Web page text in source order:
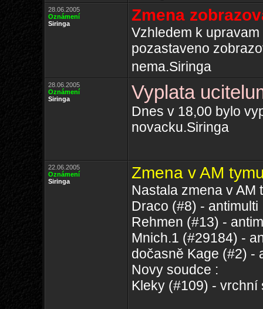
28.06.2005
Oznámení
Siringa
Zmena
Vzhledem k
pozastaveno
nema.Siringa
28.06.2005
Oznámení
Siringa
Vyplata
Dnes v 18,00 bylo
novacku.Siringa
22.06.2005
Oznámení
Siringa
Zmena v AM
Nastala zmena v AM
Draco (#8) - antimulti
Rehmen (#13) -
Mnich.1 (#29184) -
dočasně Kage (#2) -
Novy soudce :
Kleky (#109) - vrchní